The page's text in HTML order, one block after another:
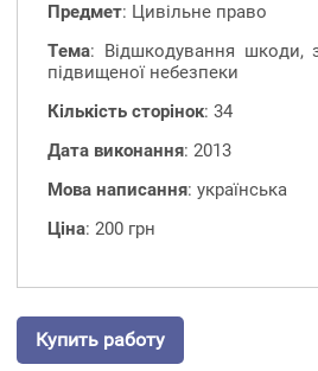
Предмет: Цивільне право
Тема: Відшкодування шкоди,
підвищеної небезпеки
Кількість сторінок: 34
Дата виконання: 2013
Мова написання: українська
Ціна: 200 грн
Купить работу